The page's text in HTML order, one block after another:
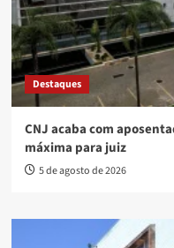
Destaques
CNJ acaba com
máxima para juiz
5 de agosto de 2026